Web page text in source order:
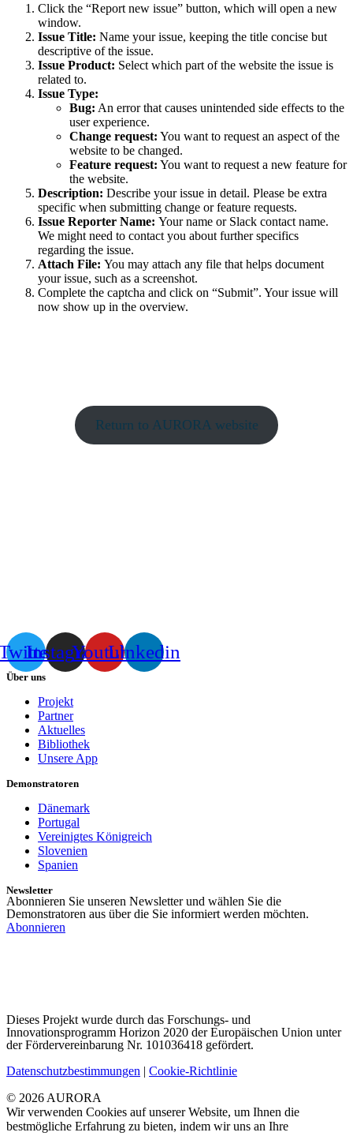
Click the “Report new issue” button, which will open a new
window.
Issue Title: Name your issue, keeping the title concise but
descriptive of the issue.
Issue Product: Select which part of the website the issue is
related to.
Issue Type:
Bug: An error that causes unintended side effects to the
user experience.
Change request: You want to request an aspect of the
website to be changed.
Feature request: You want to request a new feature for
the website.
Description: Describe your issue in detail. Please be extra
specific when submitting change or feature requests.
Issue Reporter Name: Your name or Slack contact name.
We might need to contact you about further specifics
regarding the issue.
Attach File: You may attach any file that helps document
your issue, such as a screenshot.
Complete the captcha and click on “Submit”. Your issue will
now show up in the overview.
Return to AURORA website
InstagramYoutubeLinkedin
Über uns
Projekt
Partner
Aktuelles
Bibliothek
Unsere App
Demonstratoren
Dänemark
Portugal
Vereinigtes Königreich
Slovenien
Spanien
Newsletter
Abonnieren Sie unseren Newsletter und wählen Sie die
Demonstratoren aus über die Sie informiert werden möchten.
Abonnieren
Dieses Projekt wurde durch das Forschungs- und
Innovationsprogramm Horizon 2020 der Europäischen Union unter
der Fördervereinbarung Nr. 101036418 gefördert.
Datenschutzbestimmungen | Cookie-Richtlinie
© 2026 AURORA
Wir verwenden Cookies auf unserer Website, um Ihnen die
bestmögliche Erfahrung zu bieten, indem wir uns an Ihre